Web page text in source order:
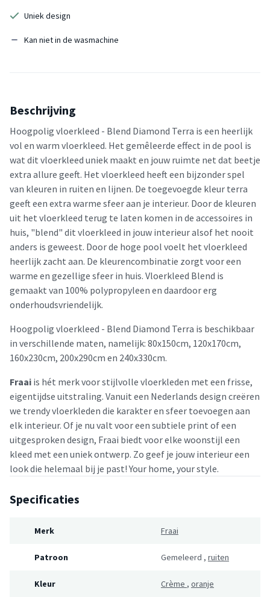
Uniek design
Kan niet in de wasmachine
Beschrijving
Hoogpolig vloerkleed - Blend Diamond Terra is een heerlijk
vol en warm vloerkleed. Het gemêleerde effect in de pool is
wat dit vloerkleed uniek maakt en jouw ruimte net dat beetje
extra allure geeft. Het vloerkleed heeft een bijzonder spel
van kleuren in ruiten en lijnen. De toegevoegde kleur terra
geeft een extra warme sfeer aan je interieur. Door de kleuren
uit het vloerkleed terug te laten komen in de accessoires in
huis, "blend" dit vloerkleed in jouw interieur alsof het nooit
anders is geweest. Door de hoge pool voelt het vloerkleed
heerlijk zacht aan. De kleurencombinatie zorgt voor een
warme en gezellige sfeer in huis. Vloerkleed Blend is
gemaakt van 100% polypropyleen en daardoor erg
onderhoudsvriendelijk.
Hoogpolig vloerkleed - Blend Diamond Terra is beschikbaar
in verschillende maten, namelijk: 80x150cm, 120x170cm,
160x230cm, 200x290cm en 240x330cm.
Fraai is hét merk voor stijlvolle vloerkleden met een frisse,
eigentijdse uitstraling. Vanuit een Nederlands design creëren
we trendy vloerkleden die karakter en sfeer toevoegen aan
elk interieur. Of je nu valt voor een subtiele print of een
uitgesproken design, Fraai biedt voor elke woonstijl een
kleed met een uniek ontwerp. Zo geef je jouw interieur een
look die helemaal bij je past! Your home, your style.
Specificaties
Merk Fraai
Patroon Gemeleerd , ruiten
Kleur Crème , oranje